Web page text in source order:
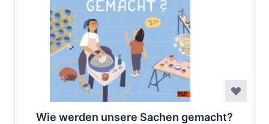
Wie werden unsere Sachen gemacht?